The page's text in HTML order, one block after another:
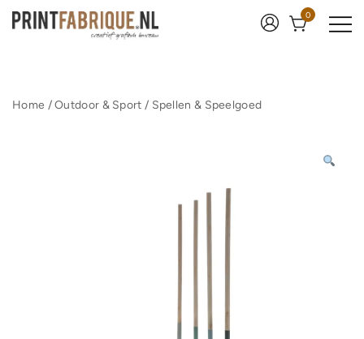
naar
0
Home /Outdoor & Sport / Spellen & Speelgoed